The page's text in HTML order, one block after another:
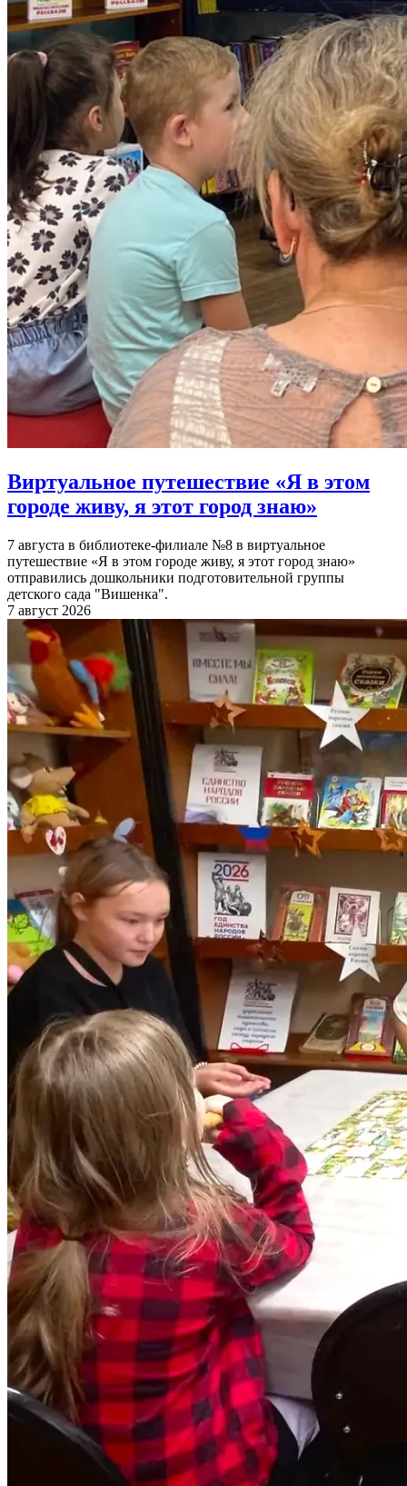
Виртуальное путешествие «Я в этом
городе живу, я этот город знаю»
7 августа в библиотеке-филиале №8 в виртуальное
путешествие «Я в этом городе живу, я этот город знаю»
отправились дошкольники подготовительной группы
детского сада "Вишенка".
7 август 2026